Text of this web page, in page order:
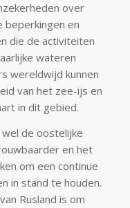
over
beperkingen en
die de activiteiten
wateren
wereldwijd kunnen
van het zee-ijs en
in dit gebied.
de oostelijke
en het
om een continue
in stand te houden.
Rusland is om